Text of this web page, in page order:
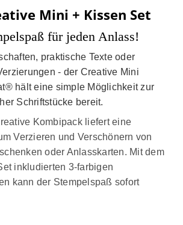
Mini + Kissen Set
für jeden Anlass!
praktische Texte oder
- der Creative Mini
hält eine simple Möglichkeit zur
Schriftstücke bereit.
Kombipack liefert eine
Verzieren und Verschönern von
oder Anlasskarten. Mit dem
inkludierten 3-farbigen
kann der Stempelspaß sofort